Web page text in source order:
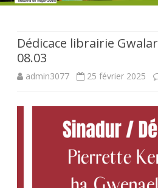
Dédicace librairie
08.03
admin3077 25 février 2025